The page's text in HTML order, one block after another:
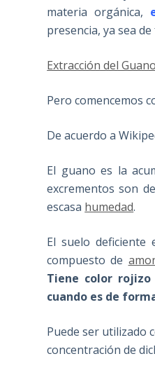
materia orgánica,
presencia, ya sea
Extracción del
Pero comencemos
De acuerdo a
El guano es la
excrementos son
escasa humedad.
El suelo deficiente
compuesto de
Tiene color rojizo
cuando es de
Puede ser utilizado
concentración de